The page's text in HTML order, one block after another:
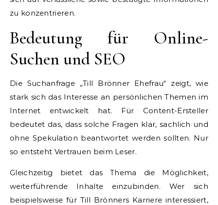
zu konzentrieren.
Bedeutung für Online-
Suchen und SEO
Die Suchanfrage „Till Brönner Ehefrau“ zeigt, wie
stark sich das Interesse an persönlichen Themen im
Internet entwickelt hat. Für Content-Ersteller
bedeutet das, dass solche Fragen klar, sachlich und
ohne Spekulation beantwortet werden sollten. Nur
so entsteht Vertrauen beim Leser.
Gleichzeitig bietet das Thema die Möglichkeit,
weiterführende Inhalte einzubinden. Wer sich
beispielsweise für Till Brönners Karriere interessiert,